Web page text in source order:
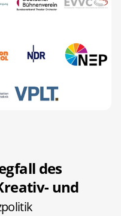
des
und